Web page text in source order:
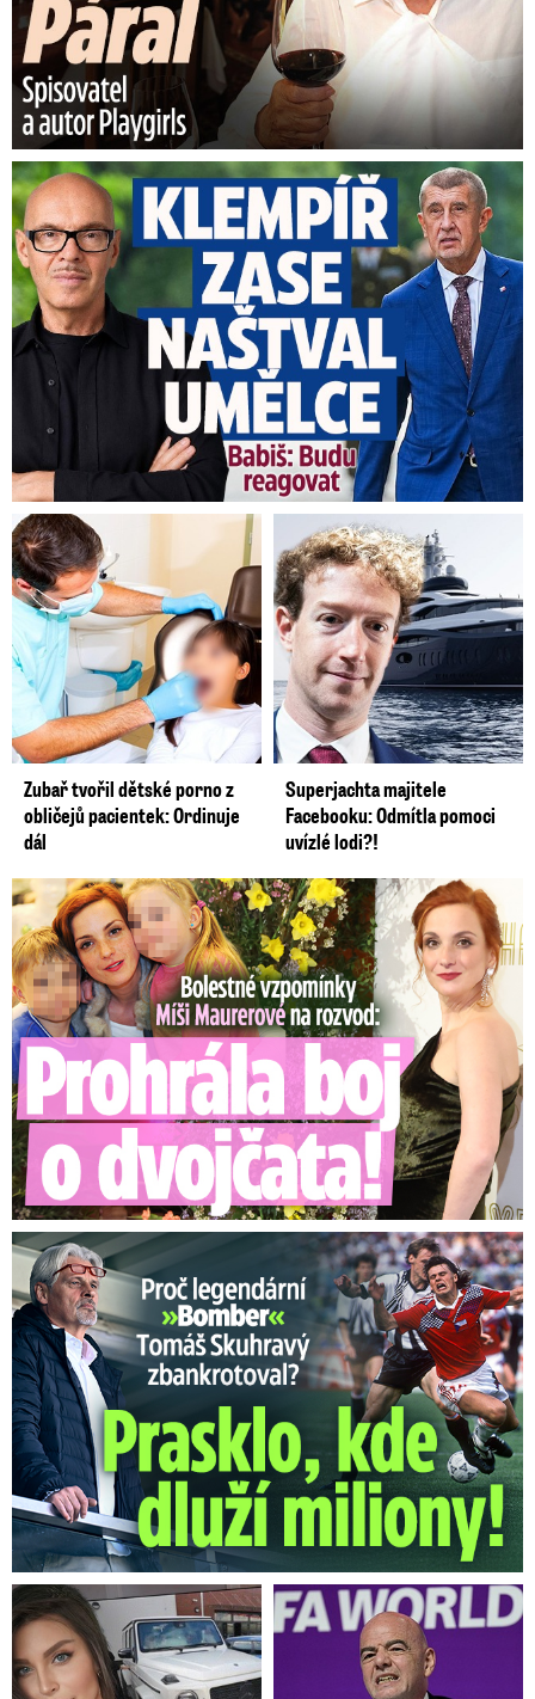
Umělci tepou Klempíře: „Zcela nepřijatelné.“
Zubař tvořil dětské porno z
obličejů pacientek: Ordinuje
dál
Superjachta majitele
Facebooku: Odmítla pomoci
uvízlé lodi?!
Bolestné vzpomínky Míši Maurerové: Prohrála boj o dvojčata!
Proč Skuhravý zbankrotoval? Prasklo, kde dluží miliony!